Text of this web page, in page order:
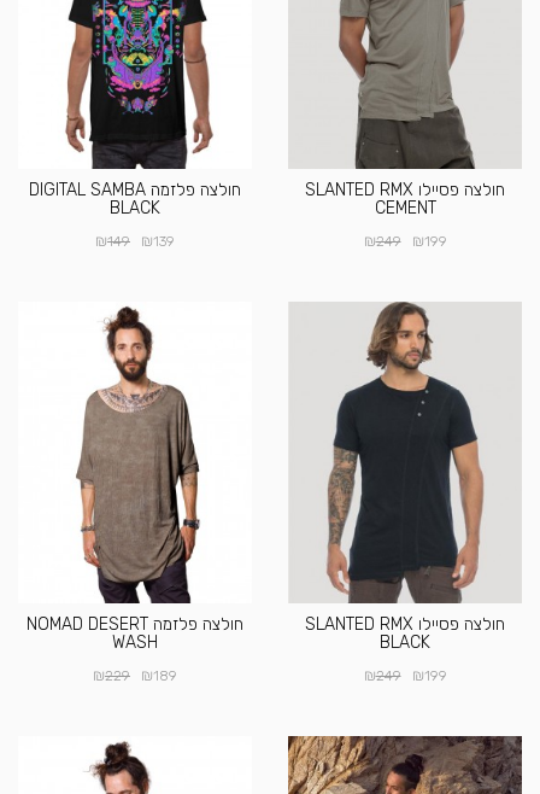
חולצה פסיילו SLANTED RMX
CEMENT
₪199
₪249
חולצה פלזמה DIGITAL SAMBA
BLACK
₪139
₪149
חולצה פסיילו SLANTED RMX
BLACK
₪199
₪249
חולצה פלזמה NOMAD DESERT
WASH
₪189
₪229